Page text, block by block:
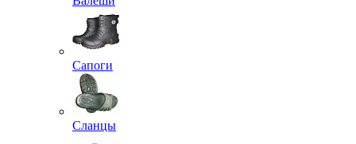
Сапоги
Сланцы